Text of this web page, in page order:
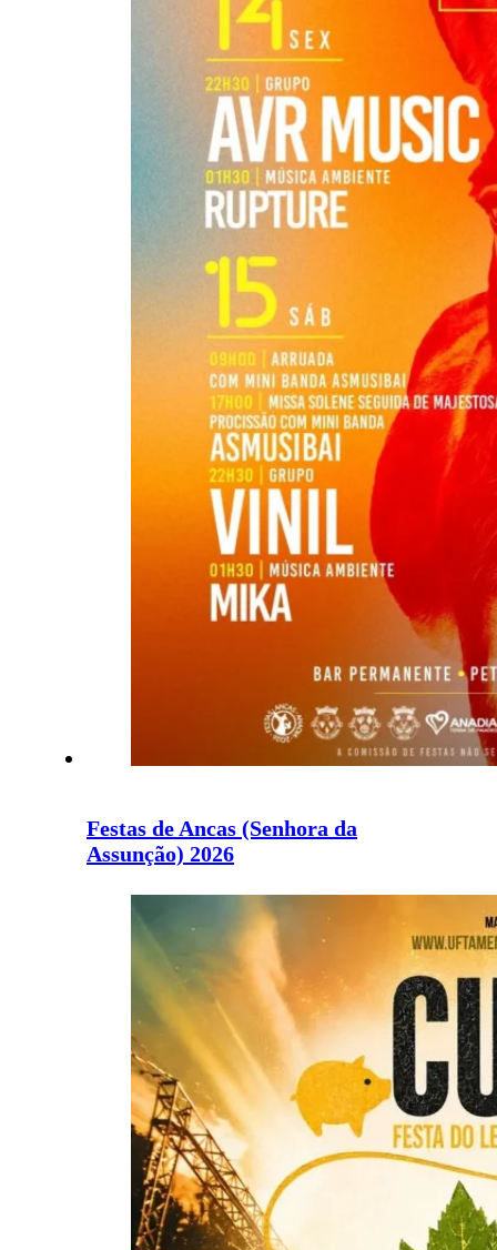
Festas de Ancas (Senhora da
Assunção) 2026